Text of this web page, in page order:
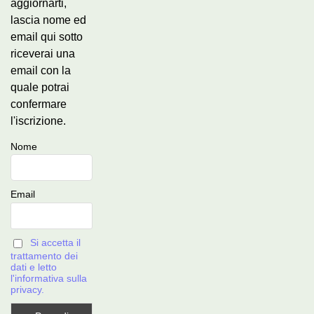
aggiornarti,
lascia nome ed
email qui sotto
riceverai una
email con la
quale potrai
confermare
l'iscrizione.
Nome
Email
Si accetta il
trattamento dei
dati e letto
l'informativa sulla
privacy.